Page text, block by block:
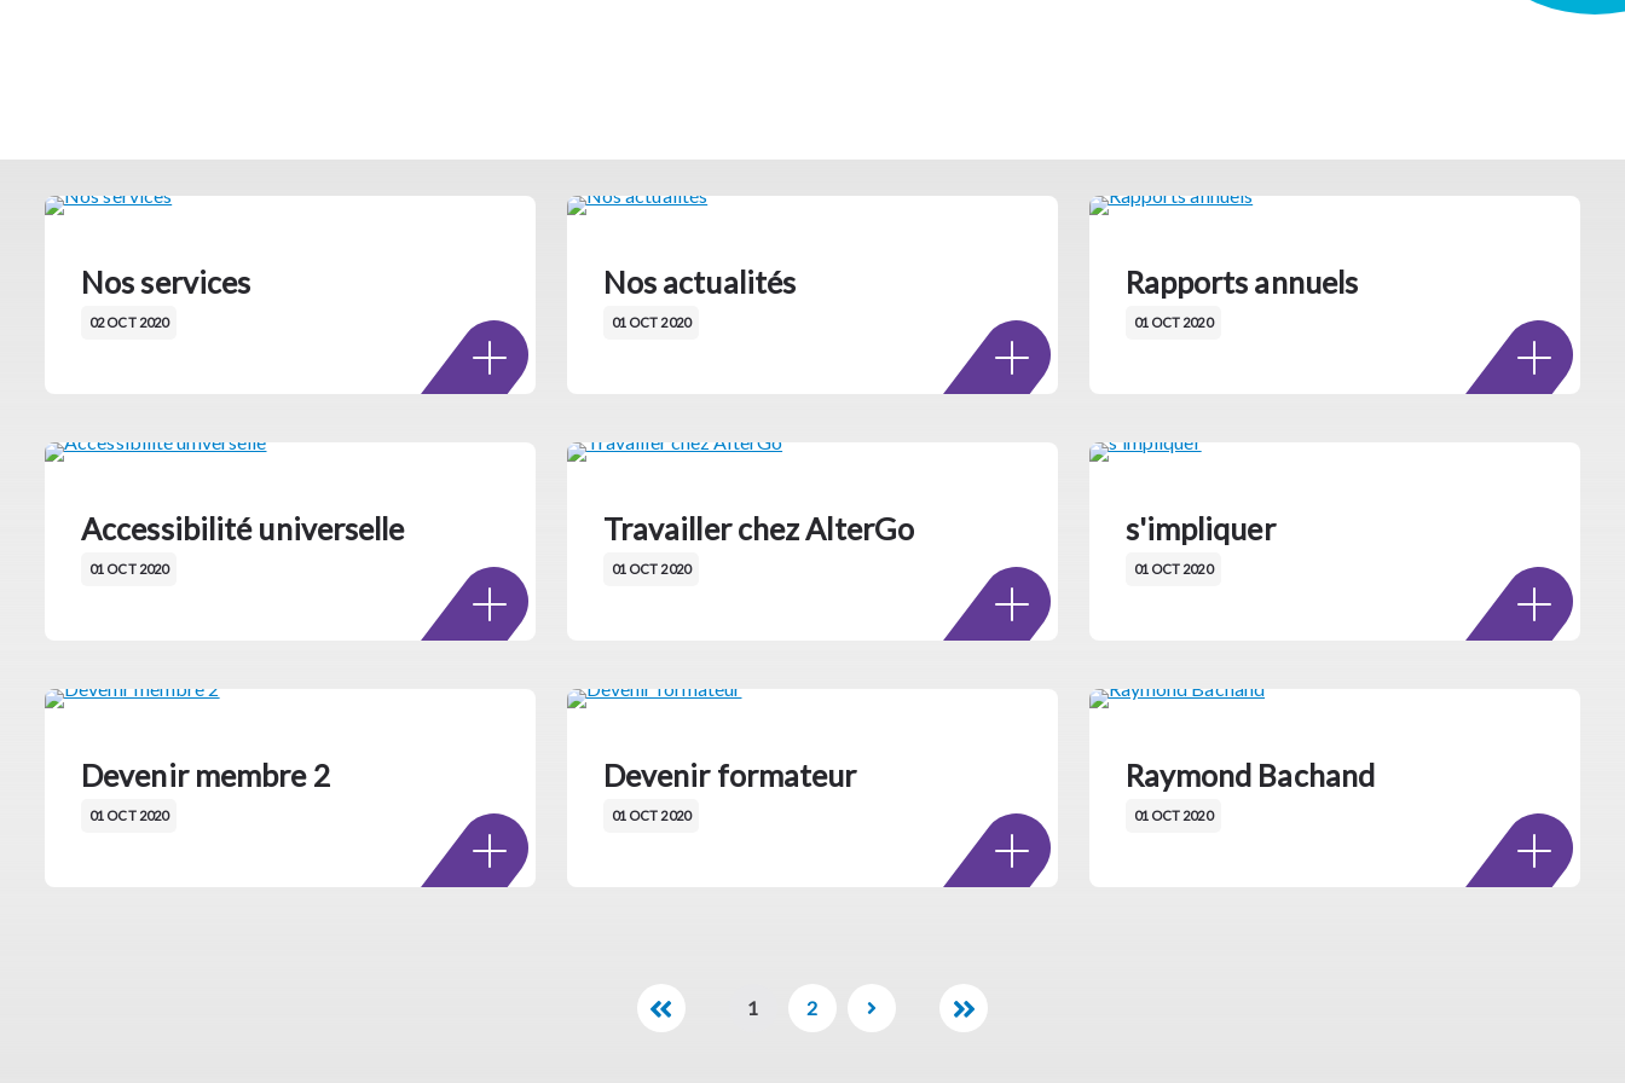
Nos services
02 OCT 2020
Nos actualités
01 OCT 2020
Rapports annuels
01 OCT 2020
Accessibilité universelle
01 OCT 2020
Travailler chez AlterGo
01 OCT 2020
s'impliquer
01 OCT 2020
Devenir membre 2
01 OCT 2020
Devenir formateur
01 OCT 2020
Raymond Bachand
01 OCT 2020
1 2